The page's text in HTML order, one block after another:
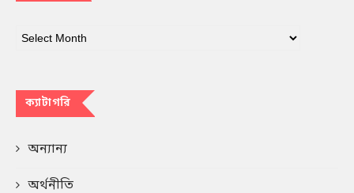
ক্যাটাগরি
অন্যান্য
অর্থনীতি